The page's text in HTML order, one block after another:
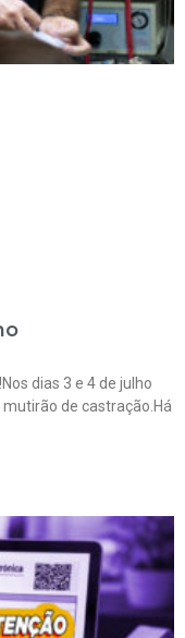
dias 3 e 4 de julho
de castração.Há